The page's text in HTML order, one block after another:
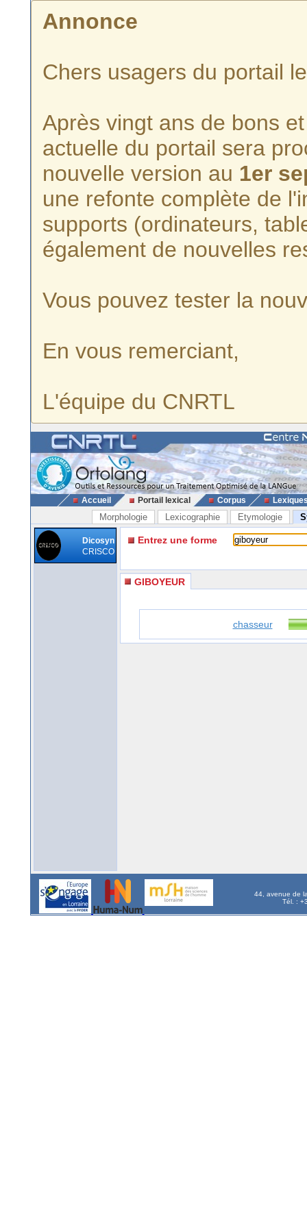
Annonce
Chers usagers du portail
Après vingt ans de bons
actuelle du portail sera
nouvelle version au 1er
une refonte complète de
supports (ordinateurs,
également de nouvelles
Vous pouvez tester la
En vous remerciant,
L'équipe du CNRTL
Accueil Portail lexical Corpus
Morphologie Lexicographie Etymologie
Dicosyn
CRISCO
Entrez une forme
GIBOYEUR
chasseur
44, avenue de
Tél. :